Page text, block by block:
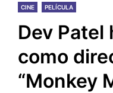
CINE PELÍCULA
Dev Patel
como
“Monkey